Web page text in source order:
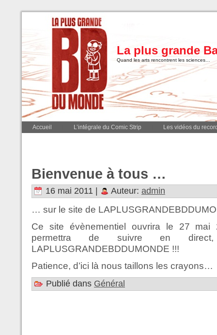
La plus grande
Quand les arts rencontrent les sciences…
Accueil L’intégrale du Comic Strip Les vidéos du
Bienvenue à tous …
16 mai 2011 | Auteur: admin
… sur le site de
Ce site évènementiel ouvrira le 27
permettra de suivre en
LAPLUSGRANDEBDDUMONDE !!!
Patience, d’ici là nous taillons les crayons…
Publié dans Général